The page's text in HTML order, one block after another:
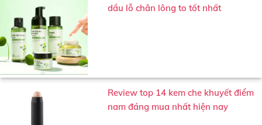
dầu lỗ chân lông to tốt nhất
Review top 14 kem che khuyết điểm
nam đáng mua nhất hiện nay